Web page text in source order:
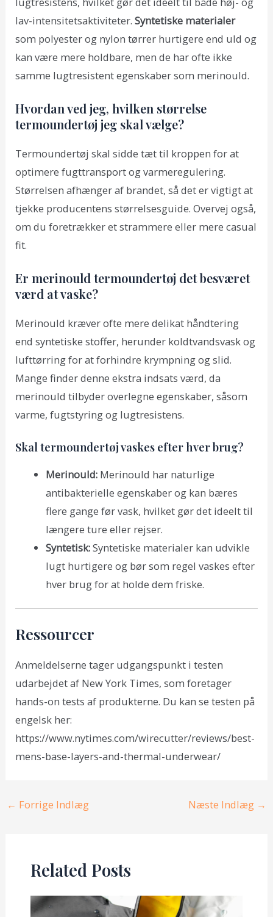
lav-intensitetsaktiviteter.Syntetiske materialer
som polyester og nylon tørrer hurtigere end uld og
kan være mere holdbare, men de har ofte ikke
samme lugtresistent egenskaber som merinould.
Hvordan ved jeg, hvilken størrelse
termoundertøj jeg skal vælge?
Termoundertøj skal sidde tæt til kroppen for at
optimere fugttransport og varmeregulering.
Størrelsen afhænger af brandet, så det er vigtigt at
tjekke producentens størrelsesguide. Overvej også,
om du foretrækker et strammere eller mere casual
fit.
Er merinould termoundertøj det besværet
værd at vaske?
Merinould kræver ofte mere delikat håndtering
end syntetiske stoffer, herunder koldtvandsvask og
lufttørring for at forhindre krympning og slid.
Mange finder denne ekstra indsats værd, da
merinould tilbyder overlegne egenskaber, såsom
varme, fugtstyring og lugtresistens.
Skal termoundertøj vaskes efter hver brug?
Merinould:Merinould har naturlige
antibakterielle egenskaber og kan bæres
flere gange før vask, hvilket gør det ideelt til
længere ture eller rejser.
Syntetisk:Syntetiske materialer kan udvikle
lugt hurtigere og bør som regel vaskes efter
hver brug for at holde dem friske.
Ressourcer
Anmeldelserne tager udgangspunkt i testen
udarbejdet af New York Times, som foretager
hands-on tests af produkterne. Du kan se testen på
engelsk her:
https://www.nytimes.com/wirecutter/reviews/best-
mens-base-layers-and-thermal-underwear/
Post
← Forrige Indlæg Næste Indlæg →
Related Posts